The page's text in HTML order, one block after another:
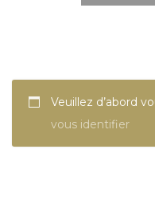
Veuillez d’abord
vous identifier